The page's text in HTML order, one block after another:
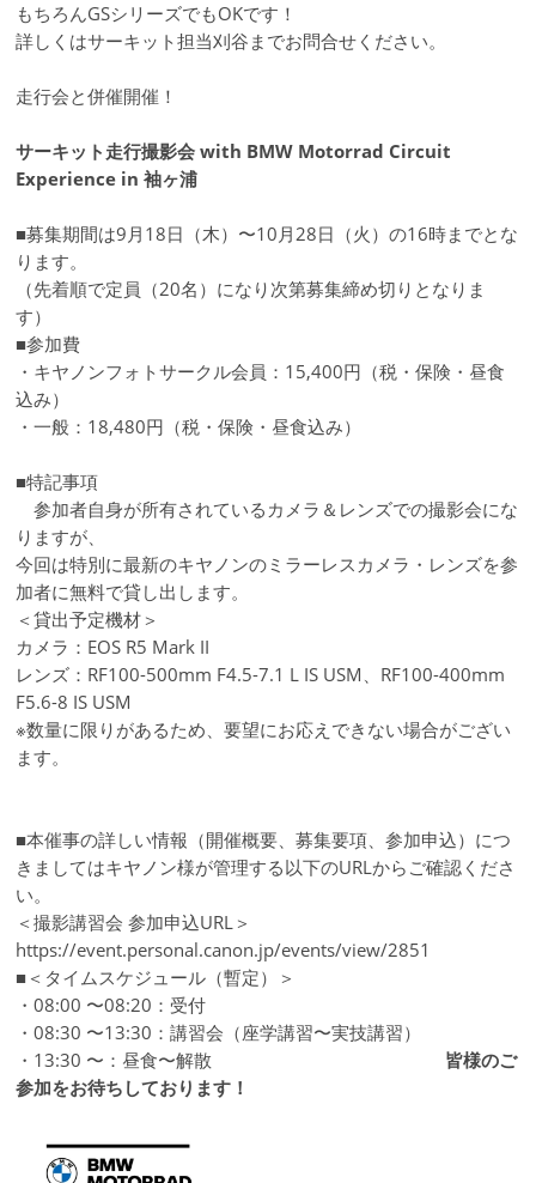
もちろんGSシリーズでもOKです！
詳しくはサーキット担当刈谷までお問合せください。
走行会と併催開催！
サーキット走行撮影会 with BMW Motorrad Circuit
Experience in 袖ヶ浦
■募集期間は9月18日（木）〜10月28日（火）の16時までとな
ります。
（先着順で定員（20名）になり次第募集締め切りとなりま
す）
■参加費
・キヤノンフォトサークル会員：15,400円（税・保険・昼食
込み）
・一般：18,480円（税・保険・昼食込み）
■特記事項
参加者自身が所有されているカメラ＆レンズでの撮影会にな
りますが、
今回は特別に最新のキヤノンのミラーレスカメラ・レンズを参
加者に無料で貸し出します。
＜貸出予定機材＞
カメラ：EOS R5 Mark II
レンズ：RF100-500mm F4.5-7.1 L IS USM、RF100-400mm
F5.6-8 IS USM
※数量に限りがあるため、要望にお応えできない場合がござい
ます。
■本催事の詳しい情報（開催概要、募集要項、参加申込）につ
きましてはキヤノン様が管理する以下のURLからご確認くださ
い。
＜撮影講習会 参加申込URL＞
https://event.personal.canon.jp/events/view/2851
■＜タイムスケジュール（暫定）＞
・08:00 〜08:20：受付
・08:30 〜13:30：講習会（座学講習〜実技講習）
・13:30 〜：昼食〜解散
皆様のご
参加をお待ちしております！